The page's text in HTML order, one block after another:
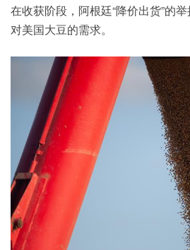
在收获阶段，阿根廷“降价出货”的
对美国大豆的需求。